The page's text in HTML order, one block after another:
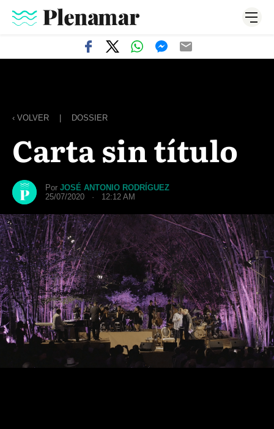
‹ VOLVER DOSSIER
Carta sin título
Por JOSÉ ANTONIO RODRÍGUEZ
25/07/2020 · 12:12 AM